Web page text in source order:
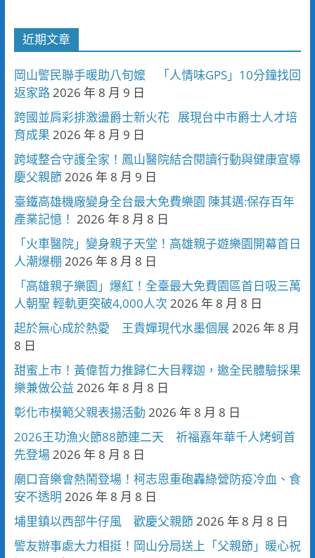
近期文章
岡山警民聯手暖助八旬嬤 「人情味GPS」10分鐘找回
返家路2026 年 8 月 9 日
跨國並肩彩排激盪爵士新火花 展現台中市爵士人才培
育成果 2026 年 8 月 9 日
跨域整合守護全家！鳳山醫院結合閱讀行動與健康宣導
慶父親節2026 年 8 月 9 日
臺鐵高雄機廠變身全台最大免費樂園 陳其邁:保存百年
產業記憶！ 2026 年 8 月 8 日
「火車醫院」變身親子天堂！高雄親子遊樂園開幕首日
人潮爆棚 2026 年 8 月 8 日
「高雄親子樂園」爆紅！全臺最大免費園區首日吸三萬
人朝聖 輕軌更突破4,000人次 2026 年 8 月 8 日
起於無心成於熱愛 王貴嬋現代水墨個展2026 年 8 月
8 日
甜蜜上市！黃偉哲力推歸仁大目釋迦，邀全民體驗採果
樂兼做公益 2026 年 8 月 8 日
彰化市模範父親表揚活動 2026 年 8 月 8 日
2026王功漁火節88節連二天 祈福嘉年華千人烤蚵首
先登場2026 年 8 月 8 日
廟口音樂會熱鬧登場！柯志恩重砲轟綠營防疫冷血、食
安不透明 2026 年 8 月 8 日
埔里鎮以西部牛仔風 歡慶父親節2026 年 8 月 8 日
警友辦事處大力相挺！岡山分局送上「父親節」暖心祝